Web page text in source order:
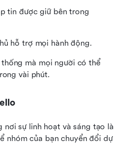
tin được giữ bên trong
hỗ trợ mọi hành động.
thống mà mọi người có thể
vài phút.
nơi sự linh hoạt và sáng tạo là
nhóm của bạn chuyển đổi dự